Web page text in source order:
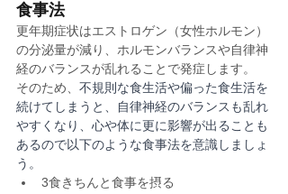
食事法
更年期症状はエストロゲン（女性ホルモン）
の分泌量が減り、ホルモンバランスや自律神
経のバランスが乱れることで発症します。
そのため、 不規則な食生活や偏った食生活を
続けてしまうと、自律神経のバランスも乱れ
やすくなり、心や体に更に影響が出ることも
あるので以下のような食事法を意識しましょ
う。
3食きちんと食事を摂る